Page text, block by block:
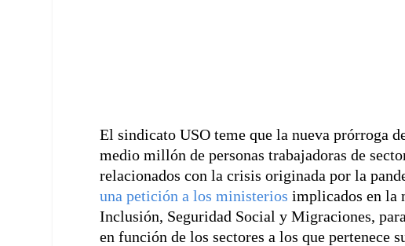
El sindicato USO teme que la nueva prórroga
medio millón de personas trabajadoras de
relacionados con la crisis originada por la
una petición a los ministerios implicados en la
Inclusión, Seguridad Social y Migraciones,
en función de los sectores a los que pertenece